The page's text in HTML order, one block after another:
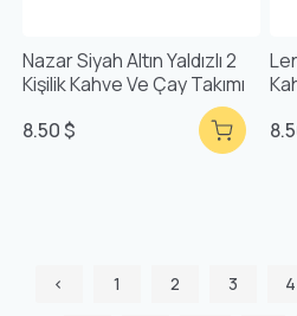
Nazar Siyah Altın Yaldızlı 2
Kişilik Kahve Ve Çay Takımı
8.50 $
‹ 1 2 3 4